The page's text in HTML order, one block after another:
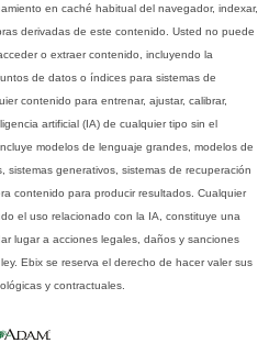
en caché habitual del navegador, indexar,
derivadas de este contenido. Usted no puede
o extraer contenido, incluyendo la
de datos o índices para sistemas de
contenido para entrenar, ajustar, calibrar,
artificial (IA) de cualquier tipo sin el
modelos de lenguaje grandes, modelos de
sistemas generativos, sistemas de recuperación
contenido para producir resultados. Cualquier
el uso relacionado con la IA, constituye una
lugar a acciones legales, daños y sanciones
Ebix se reserva el derecho de hacer valer sus
y contractuales.